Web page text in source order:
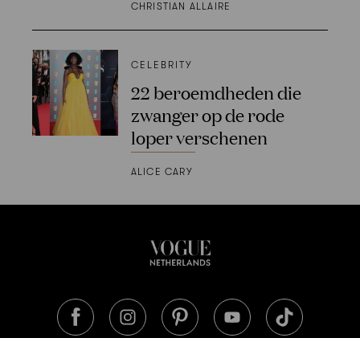
CHRISTIAN ALLAIRE
CELEBRITY
22 beroemdheden die
zwanger op de rode
loper verschenen
ALICE CARY